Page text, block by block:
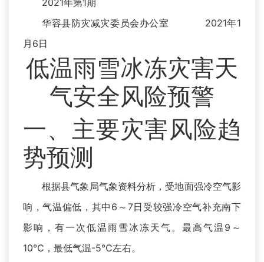
2021年第1期
华容县防灾减灾委员会办公室 2021年1
月6日
低温雨雪冰冻灾害天
气安全风险预警
一、主要灾害风险趋
势预测
根据县气象局气象资料分析，受地面强冷空气影
响，气温偏低，其中6～7日受较强冷空气补充南下
影响，有一次低温雨雪冰冻天气。最高气温9～
10℃，最低气温-5℃左右。